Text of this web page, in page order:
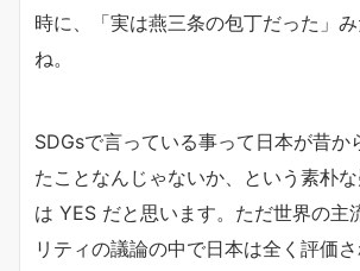
時に、「実は燕三条の包丁だった」
ね。
SDGsで言っている事って日本が昔か
たことなんじゃないか、という素朴
は YES だと思います。ただ世界の主
リティの議論の中で日本は全く評価